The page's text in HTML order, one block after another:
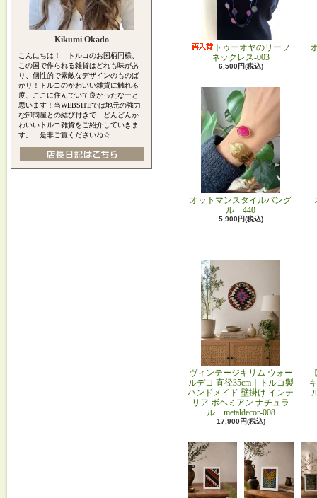
Kikumi Okado
こんにちは！ トルコのお国柄同様、
この国で作られる雑貨はどれも味があ
り、個性的で素敵なデザインのものば
かり！トルコのかわいい雑貨に触れる
度、ここに住んでいて良かったなーと
思います！当WEBSITEでは地元の強力
な卸問屋との結び付きで、どんどんか
わいいトルコ雑貨をご紹介していきま
す。 是非ご覧くださいね☆
トゥーオヤのリーフ
ネックレス-003
6,500円(税込)
オットマンスタイルバング
ル 440
5,900円(税込)
ヴィンテージキリム ウォー
ルデコ 直径35cm｜トルコ製
ハンドメイド 壁掛け インテ
リア ボヘミアン ナチュラ
ル metaldecor-008
17,900円(税込)